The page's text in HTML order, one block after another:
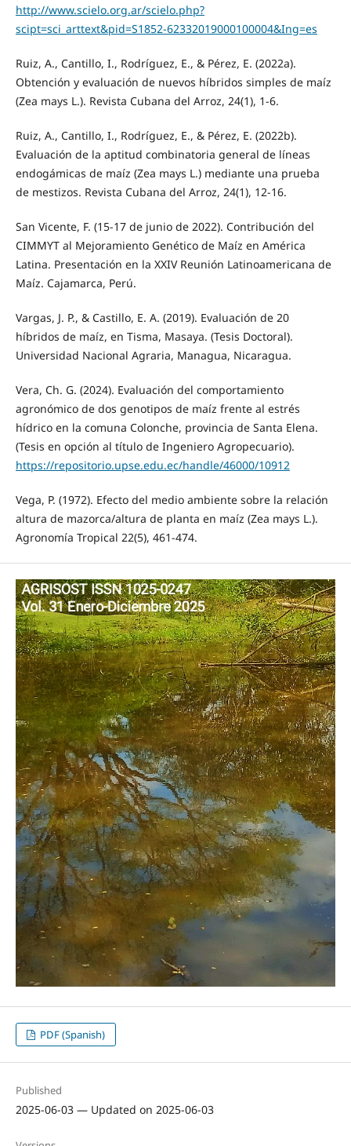
http://www.scielo.org.ar/scielo.php?
scipt=sci_arttext&pid=S1852-62332019000100004&Ing=es
Ruiz, A., Cantillo, I., Rodríguez, E., & Pérez, E. (2022a).
Obtención y evaluación de nuevos híbridos simples de maíz
(Zea mays L.). Revista Cubana del Arroz, 24(1), 1-6.
Ruiz, A., Cantillo, I., Rodríguez, E., & Pérez, E. (2022b).
Evaluación de la aptitud combinatoria general de líneas
endogámicas de maíz (Zea mays L.) mediante una prueba
de mestizos. Revista Cubana del Arroz, 24(1), 12-16.
San Vicente, F. (15-17 de junio de 2022). Contribución del
CIMMYT al Mejoramiento Genético de Maíz en América
Latina. Presentación en la XXIV Reunión Latinoamericana de
Maíz. Cajamarca, Perú.
Vargas, J. P., & Castillo, E. A. (2019). Evaluación de 20
híbridos de maíz, en Tisma, Masaya. (Tesis Doctoral).
Universidad Nacional Agraria, Managua, Nicaragua.
Vera, Ch. G. (2024). Evaluación del comportamiento
agronómico de dos genotipos de maíz frente al estrés
hídrico en la comuna Colonche, provincia de Santa Elena.
(Tesis en opción al título de Ingeniero Agropecuario).
https://repositorio.upse.edu.ec/handle/46000/10912
Vega, P. (1972). Efecto del medio ambiente sobre la relación
altura de mazorca/altura de planta en maíz (Zea mays L.).
Agronomía Tropical 22(5), 461-474.
PDF (Spanish)
Published
2025-06-03 — Updated on 2025-06-03